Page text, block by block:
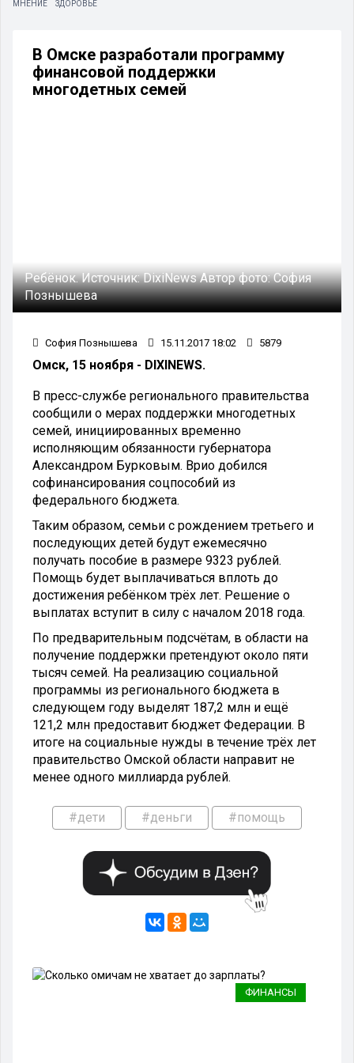
МНЕНИЕ ЗДОРОВЬЕ
В Омске разработали программу
финансовой поддержки
многодетных семей
Ребёнок.Источник:DixiNewsАвтор фото:София
Познышева
София Познышева 15.11.2017 18:02 5879
Омск, 15 ноября - DIXINEWS.
В пресс-службе регионального правительства
сообщили о мерах поддержки многодетных
семей, инициированных временно
исполняющим обязанности губернатора
Александром Бурковым. Врио добился
софинансирования соцпособий из
федерального бюджета.
Таким образом, семьи с рождением третьего и
последующих детей будут ежемесячно
получать пособие в размере 9323 рублей.
Помощь будет выплачиваться вплоть до
достижения ребёнком трёх лет. Решение о
выплатах вступит в силу с началом 2018 года.
По предварительным подсчётам, в области на
получение поддержки претендуют около пяти
тысяч семей. На реализацию социальной
программы из регионального бюджета в
следующем году выделят 187,2 млн и ещё
121,2 млн предоставит бюджет Федерации. В
итоге на социальные нужды в течение трёх лет
правительство Омской области направит не
менее одного миллиарда рублей.
#дети #деньги #помощь
ФИНАНСЫ